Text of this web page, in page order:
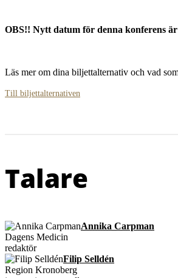
OBS!! Nytt datum för denna konferens är
Läs mer om dina biljettalternativ och vad
Till biljettalternativen
Talare
Annika Carpman
Dagens Medicin
redaktör
Filip Selldén
Region Kronoberg